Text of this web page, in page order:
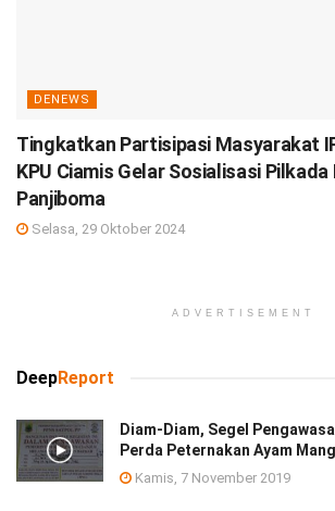
DENEWS
Tingkatkan Partisipasi Masyarakat
KPU Ciamis Gelar Sosialisasi
Panjiboma
Selasa, 29 Oktober 2024
ADVERTISEMENT
DeepReport
Diam-Diam, Segel
Perda Peternakan Ayam
Kamis, 7 November 2019